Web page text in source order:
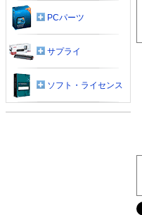
PCパーツ
サプライ
ソフト・ライセンス